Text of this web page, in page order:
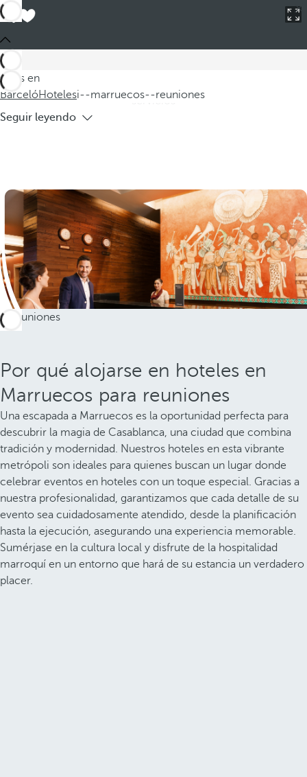
Estás en
BarcelóHotelesi--marruecos--reuniones
Explore nuestros hoteles en Marruecos, ideales para
cautivador, estos hoteles ofrecen instalaciones modernas y
servicios
Seguir leyendo
Por qué alojarse en hoteles en
Marruecos para reuniones
Una escapada a Marruecos es la oportunidad perfecta para
descubrir la magia de Casablanca, una ciudad que combina
tradición y modernidad. Nuestros hoteles en esta vibrante
metrópoli son ideales para quienes buscan un lugar donde
celebrar eventos en hoteles con un toque especial. Gracias a
nuestra profesionalidad, garantizamos que cada detalle de su
evento sea cuidadosamente atendido, desde la planificación
hasta la ejecución, asegurando una experiencia memorable.
Sumérjase en la cultura local y disfrute de la hospitalidad
marroquí en un entorno que hará de su estancia un verdadero
placer.